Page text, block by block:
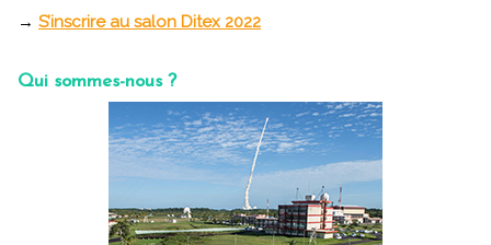
→ S’inscrire au salon Ditex 2022
Qui sommes-nous ?